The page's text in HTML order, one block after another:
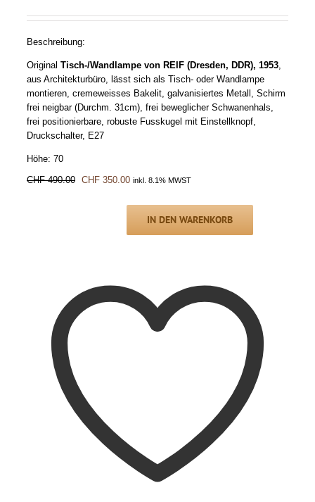
Beschreibung:
Original Tisch-/Wandlampe von REIF (Dresden, DDR), 1953
aus Architekturbüro, lässt sich als Tisch- oder Wandlampe
montieren, cremeweisses Bakelit, galvanisiertes Metall, Schirm
frei neigbar (Durchm. 31cm), frei beweglicher Schwanenhals,
frei positionierbare, robuste Fusskugel mit Einstellknopf,
Druckschalter, E27
Höhe: 70
CHF490.00 Ursprünglicher
CHF 350.00Aktueller
ist:
CHF 350.00.
inkl. 8.1% MWST
IN DEN WARENKORB